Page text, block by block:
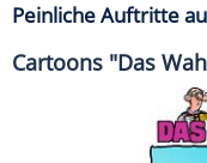
Peinliche Auftritte
Cartoons "Das